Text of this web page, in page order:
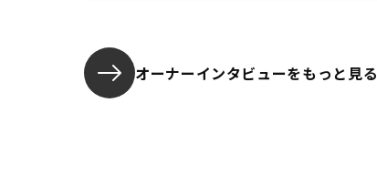
オーナーインタビューをもっと見る